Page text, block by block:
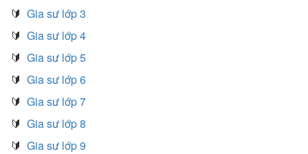
🔰 Gia sư lớp 3
🔰 Gia sư lớp 4
🔰 Gia sư lớp 5
🔰 Gia sư lớp 6
🔰 Gia sư lớp 7
🔰 Gia sư lớp 8
🔰 Gia sư lớp 9